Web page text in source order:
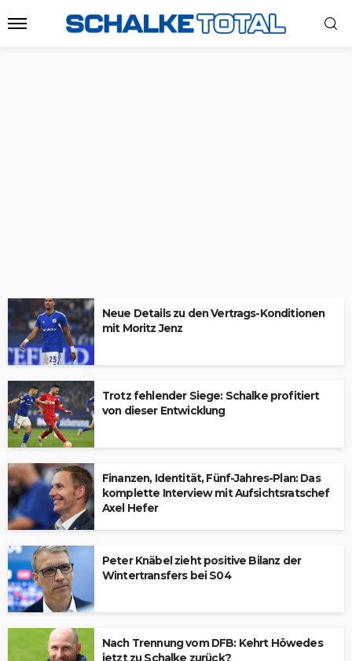
Neue Details zu den Vertrags-Konditionen
mit Moritz Jenz
Trotz fehlender Siege: Schalke profitiert
von dieser Entwicklung
Finanzen, Identität, Fünf-Jahres-Plan: Das
komplette Interview mit Aufsichtsratschef
Axel Hefer
Peter Knäbel zieht positive Bilanz der
Wintertransfers bei S04
Nach Trennung vom DFB: Kehrt Höwedes
jetzt zu Schalke zurück?